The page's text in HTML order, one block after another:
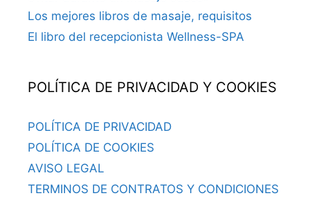
Los mejores libros de masaje, requisitos
El libro del recepcionista Wellness-SPA
POLÍTICA DE PRIVACIDAD Y COOKIES
POLÍTICA DE PRIVACIDAD
POLÍTICA DE COOKIES
AVISO LEGAL
TERMINOS DE CONTRATOS Y CONDICIONES